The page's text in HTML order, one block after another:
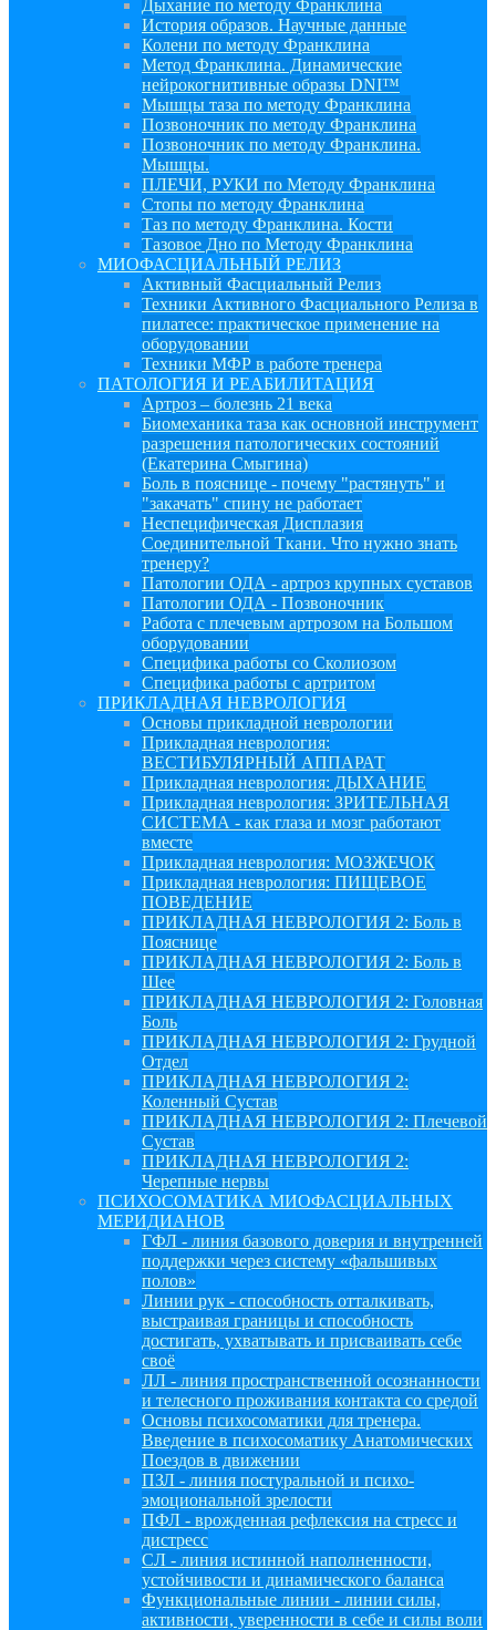
Дыхание по методу Франклина
История образов. Научные данные
Колени по методу Франклина
Метод Франклина. Динамические
нейрокогнитивные образы DNI™
Мышцы таза по методу Франклина
Позвоночник по методу Франклина
Позвоночник по методу Франклина.
Мышцы.
ПЛЕЧИ, РУКИ по Методу Франклина
Стопы по методу Франклина
Таз по методу Франклина. Кости
Тазовое Дно по Методу Франклина
МИОФАСЦИАЛЬНЫЙ РЕЛИЗ
Активный Фасциальный Релиз
Техники Активного Фасциального Релиза в
пилатесе: практическое применение на
оборудовании
Техники МФР в работе тренера
ПАТОЛОГИЯ И РЕАБИЛИТАЦИЯ
Артроз – болезнь 21 века
Биомеханика таза как основной инструмент
разрешения патологических состояний
(Екатерина Смыгина)
Боль в пояснице - почему "растянуть" и
"закачать" спину не работает
Неспецифическая Дисплазия
Соединительной Ткани. Что нужно знать
тренеру?
Патологии ОДА - артроз крупных суставов
Патологии ОДА - Позвоночник
Работа с плечевым артрозом на Большом
оборудовании
Специфика работы со Сколиозом
Специфика работы с артритом
ПРИКЛАДНАЯ НЕВРОЛОГИЯ
Основы прикладной неврологии
Прикладная неврология:
ВЕСТИБУЛЯРНЫЙ АППАРАТ
Прикладная неврология: ДЫХАНИЕ
Прикладная неврология: ЗРИТЕЛЬНАЯ
СИСТЕМА - как глаза и мозг работают
вместе
Прикладная неврология: МОЗЖЕЧОК
Прикладная неврология: ПИЩЕВОЕ
ПОВЕДЕНИЕ
ПРИКЛАДНАЯ НЕВРОЛОГИЯ 2: Боль в
Пояснице
ПРИКЛАДНАЯ НЕВРОЛОГИЯ 2: Боль в
Шее
ПРИКЛАДНАЯ НЕВРОЛОГИЯ 2: Головная
Боль
ПРИКЛАДНАЯ НЕВРОЛОГИЯ 2: Грудной
Отдел
ПРИКЛАДНАЯ НЕВРОЛОГИЯ 2:
Коленный Сустав
ПРИКЛАДНАЯ НЕВРОЛОГИЯ 2: Плечевой
Сустав
ПРИКЛАДНАЯ НЕВРОЛОГИЯ 2:
Черепные нервы
ПСИХОСОМАТИКА МИОФАСЦИАЛЬНЫХ
МЕРИДИАНОВ
ГФЛ - линия базового доверия и внутренней
поддержки через систему «фальшивых
полов»
Линии рук - способность отталкивать,
выстраивая границы и способность
достигать, ухватывать и присваивать себе
своё
ЛЛ - линия пространственной осознанности
и телесного проживания контакта со средой
Основы психосоматики для тренера.
Введение в психосоматику Анатомических
Поездов в движении
ПЗЛ - линия постуральной и психо-
эмоциональной зрелости
ПФЛ - врожденная рефлексия на стресс и
дистресс
СЛ - линия истинной наполненности,
устойчивости и динамического баланса
Функциональные линии - линии силы,
активности, уверенности в себе и силы воли